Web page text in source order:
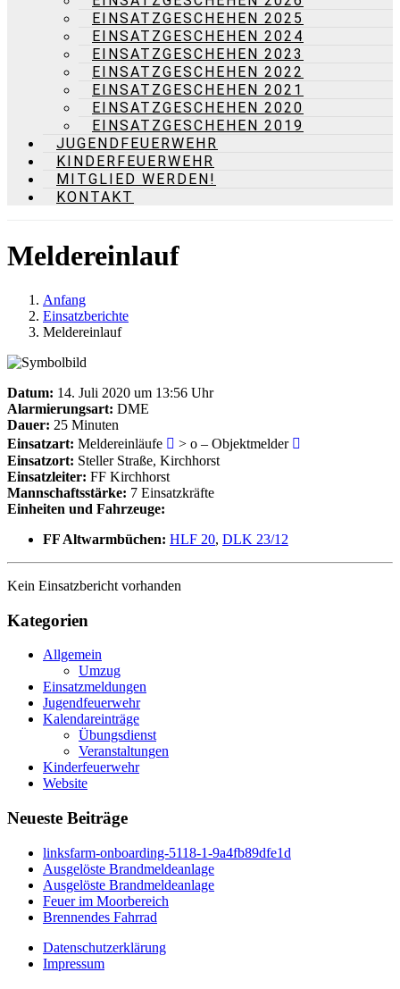
EINSATZGESCHEHEN 2025
EINSATZGESCHEHEN 2024
EINSATZGESCHEHEN 2023
EINSATZGESCHEHEN 2022
EINSATZGESCHEHEN 2021
EINSATZGESCHEHEN 2020
EINSATZGESCHEHEN 2019
JUGENDFEUERWEHR
KINDERFEUERWEHR
MITGLIED WERDEN!
KONTAKT
Meldereinlauf
Anfang
Einsatzberichte
Meldereinlauf
Datum: 14. Juli 2020 um 13:56 Uhr
Alarmierungsart: DME
Dauer: 25 Minuten
Einsatzart: Meldereinläufe
> o – Objektmelder
Einsatzort: Steller Straße, Kirchhorst
Einsatzleiter: FF Kirchhorst
Mannschaftsstärke: 7 Einsatzkräfte
Einheiten und Fahrzeuge:
FF Altwarmbüchen: HLF 20, DLK 23/12
Kein Einsatzbericht vorhanden
Kategorien
Allgemein
Umzug
Einsatzmeldungen
Jugendfeuerwehr
Kalendareinträge
Übungsdienst
Veranstaltungen
Kinderfeuerwehr
Website
Neueste Beiträge
linksfarm-onboarding-5118-1-9a4fb89dfe1d
Ausgelöste Brandmeldeanlage
Ausgelöste Brandmeldeanlage
Feuer im Moorbereich
Brennendes Fahrrad
Datenschutzerklärung
Impressum